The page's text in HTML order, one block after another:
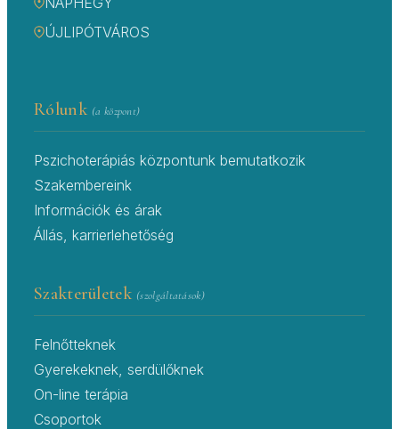
ÚJLIPÓTVÁROS
Rólunk (a központ)
Pszichoterápiás központunk bemutatkozik
Szakembereink
Információk és árak
Állás, karrierlehetőség
Szakterületek (szolgáltatások)
Felnőtteknek
Gyerekeknek, serdülőknek
On-line terápia
Csoportok